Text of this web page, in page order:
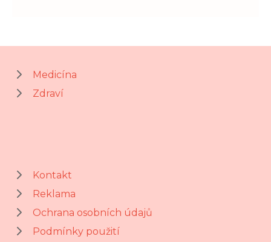
Medicína
Zdraví
Kontakt
Reklama
Ochrana osobních údajů
Podmínky použití